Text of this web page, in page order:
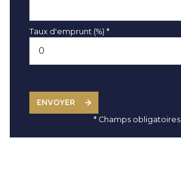
Taux d'emprunt (%) *
ENVOYER
* Champs obligatoires